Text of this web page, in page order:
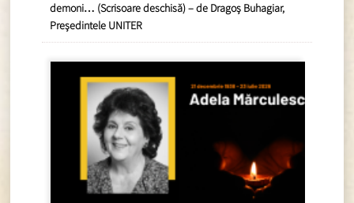
demoni… (Scrisoare deschisă) – de Dragoș Buhagiar,
Președintele UNITER